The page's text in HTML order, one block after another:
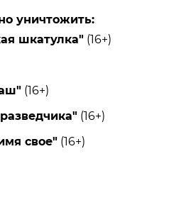
уничтожить:
шкатулка" (16+)
(16+)
(16+)
свое" (16+)